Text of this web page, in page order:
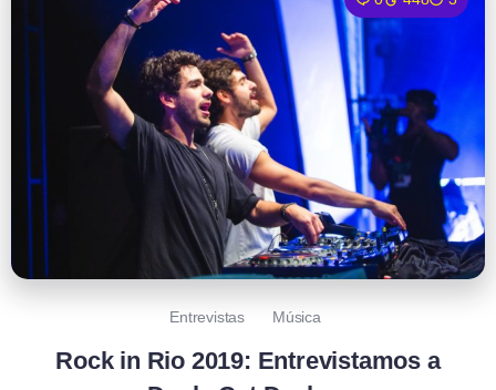
Entrevistas Música
Rock in Rio 2019: Entrevistamos a